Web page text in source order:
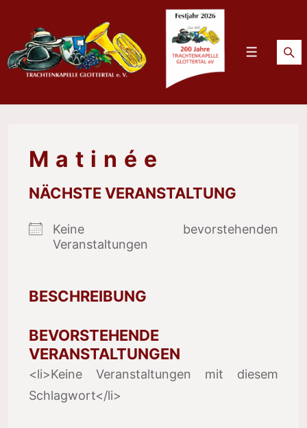
Inhalt
Menü
Matinée
NÄCHSTE VERANSTALTUNG
Keine bevorstehenden
Veranstaltungen
BESCHREIBUNG
BEVORSTEHENDE
VERANSTALTUNGEN
<li>Keine Veranstaltungen mit diesem
Schlagwort</li>